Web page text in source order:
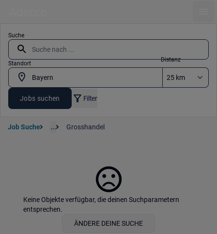
Suche
Standort
Distanz
Jobs suchen Filter
Job Suche ... Grosshandel
Keine Objekte verfügbar, die deinen Suchparametern
entsprechen.
ÄNDERE DEINE SUCHE